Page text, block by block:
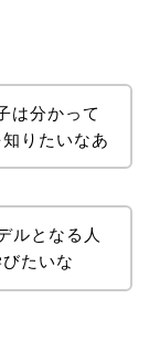
は分かって
りたいなあ
ルとなる人
たいな